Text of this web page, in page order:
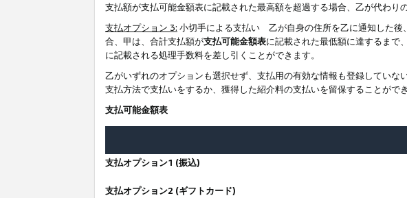
支払額が支払可能金額表に記載された最高額を超過する場合、乙が代わり
支払オプション 3: 小切手による支払い 乙が自身の住所を乙に通知した後
合、甲は、合計支払額が支払可能金額表に記載された最低額に達するまで
に記載される処理手数料を差し引くことができます。
乙がいずれのオプションも選択せず、支払用の有効な情報も登録してい
支払方法で支払いをするか、獲得した紹介料の支払いを留保することがで
支払可能金額表
支払オプション1 (振込)
支払オプション2 (ギフトカード)